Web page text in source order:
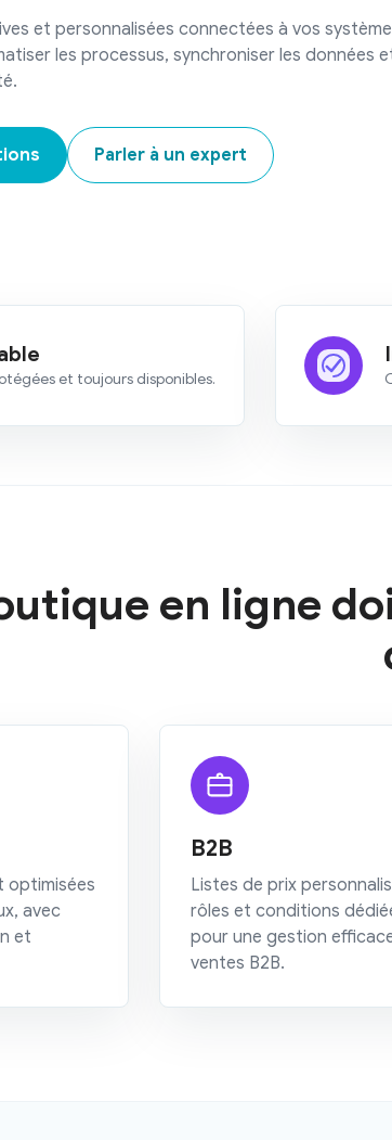
et personnalisées connectées à vos
les processus, synchroniser les données
Parler à un expert
et toujours disponibles.
en ligne
optimisées
avec
et
B2B
Listes de prix
rôles et conditions
pour une gestion
ventes B2B.